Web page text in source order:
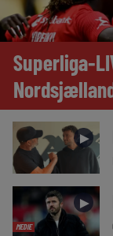
Superliga-
►
MEDIE
►